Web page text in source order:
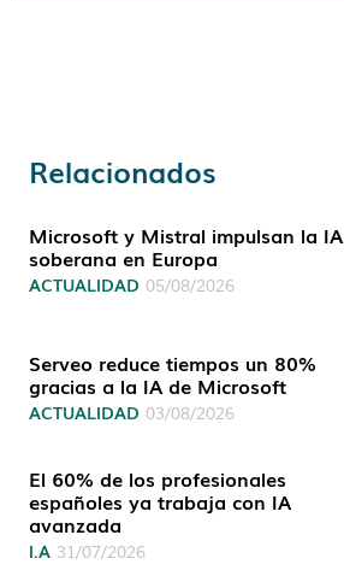
Relacionados
Microsoft y Mistral impulsan la IA
soberana en Europa
ACTUALIDAD 05/08/2026
Serveo reduce tiempos un 80%
gracias a la IA de Microsoft
ACTUALIDAD 03/08/2026
El 60% de los profesionales
españoles ya trabaja con IA
avanzada
I.A 31/07/2026